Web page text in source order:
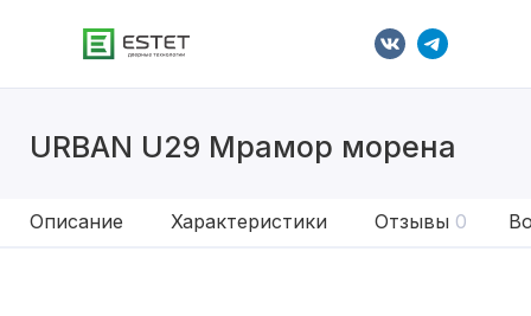
URBAN U29 Мрамор морена
Описание Характеристики Отзывы 0